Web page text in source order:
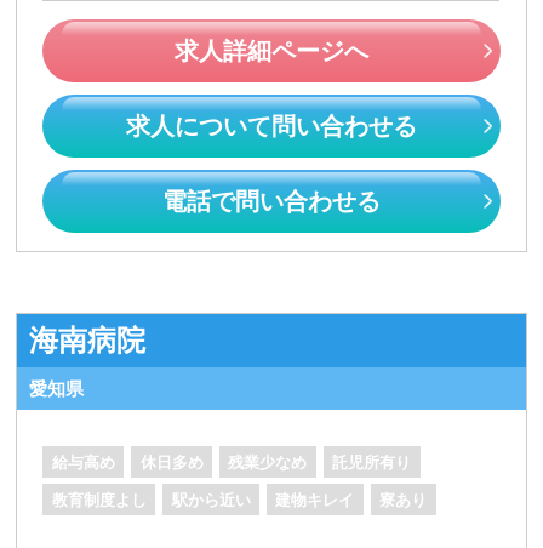
求人詳細ページへ
求人について問い合わせる
電話で問い合わせる
海南病院
愛知県
給与高め 休日多め 残業少なめ 託児所有り
教育制度よし 駅から近い 建物キレイ 寮あり